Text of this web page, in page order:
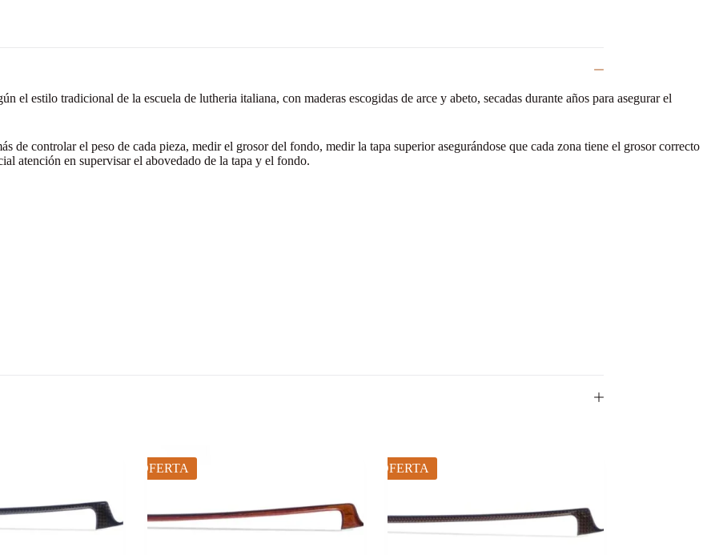
el estilo tradicional de la escuela de lutheria italiana, con maderas escogidas de arce y abeto, secadas durante años para asegurar el
de controlar el peso de cada pieza, medir el grosor del fondo, medir la tapa superior asegurándose que cada zona tiene el grosor correcto
atención en supervisar el abovedado de la tapa y el fondo.
OFERTA OFERTA